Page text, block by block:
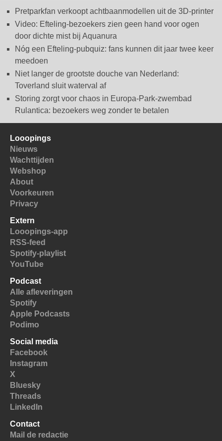
Pretparkfan verkoopt achtbaanmodellen uit de 3D-printer
Video: Efteling-bezoekers zien geen hand voor ogen
door dichte mist bij Aquanura
Nóg een Efteling-pubquiz: fans kunnen dit jaar twee keer
meedoen
Niet langer de grootste douche van Nederland:
Toverland sluit waterval af
Storing zorgt voor chaos in Europa-Park-zwembad
Rulantica: bezoekers weg zonder te betalen
Looopings
Nieuws
Wachttijden
Webshop
About
Voorkeuren
Privacy
Extern
Looopings-app
RSS-feed
Spotify-playlist
YouTube
Podcast
Alle afleveringen
Spotify
Apple Podcasts
Podimo
Social media
Facebook
Instagram
X
Bluesky
Threads
LinkedIn
Contact
Mail de redactie